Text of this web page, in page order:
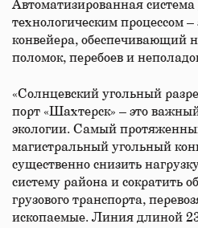
Автоматизированная
технологическим процессом
конвейера, обеспечивающий
поломок, перебоев и
«Солнцевский угольный
порт «Шахтерск» – это
экологии. Самый
магистральный угольный
существенно снизить
систему района и сократить
грузового транспорта,
ископаемые. Линия длиной